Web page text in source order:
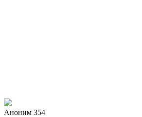
Аноним 354